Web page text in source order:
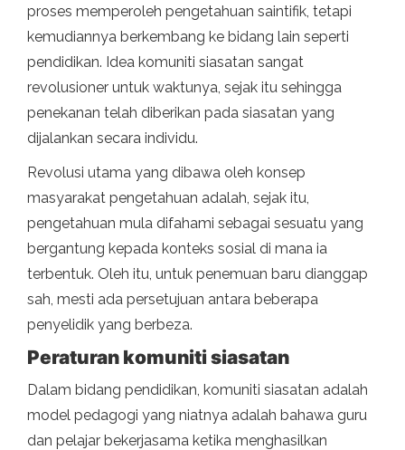
proses memperoleh pengetahuan saintifik, tetapi
kemudiannya berkembang ke bidang lain seperti
pendidikan. Idea komuniti siasatan sangat
revolusioner untuk waktunya, sejak itu sehingga
penekanan telah diberikan pada siasatan yang
dijalankan secara individu.
Revolusi utama yang dibawa oleh konsep
masyarakat pengetahuan adalah, sejak itu,
pengetahuan mula difahami sebagai sesuatu yang
bergantung kepada konteks sosial di mana ia
terbentuk. Oleh itu, untuk penemuan baru dianggap
sah, mesti ada persetujuan antara beberapa
penyelidik yang berbeza.
Peraturan komuniti siasatan
Dalam bidang pendidikan, komuniti siasatan adalah
model pedagogi yang niatnya adalah bahawa guru
dan pelajar bekerjasama ketika menghasilkan